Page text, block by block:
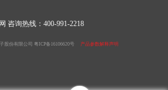
咨询热线：400-991-2218
股份有限公司 粤ICP备16106620号 产品参数解释声明